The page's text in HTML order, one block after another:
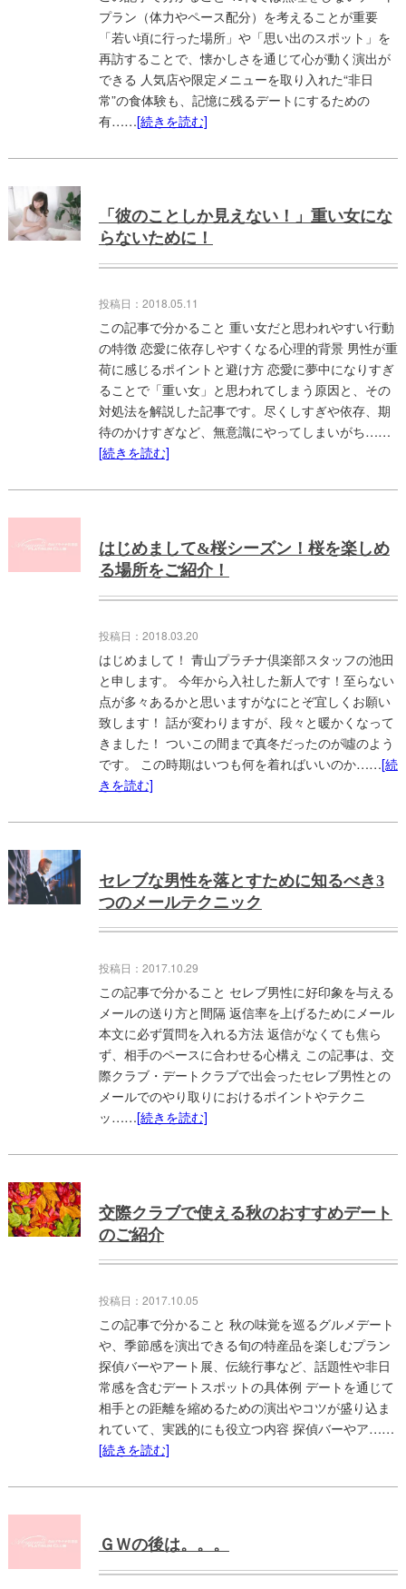
プラン（体力やペース配分）を考えることが重要
「若い頃に行った場所」や「思い出のスポット」を
再訪することで、懐かしさを通じて心が動く演出が
できる 人気店や限定メニューを取り入れた“非日
常”の食体験も、記憶に残るデートにするための
有……[続きを読む]
「彼のことしか見えない！」重い女にな
らないために！
投稿日：2018.05.11
この記事で分かること 重い女だと思われやすい行動
の特徴 恋愛に依存しやすくなる心理的背景 男性が重
荷に感じるポイントと避け方 恋愛に夢中になりすぎ
ることで「重い女」と思われてしまう原因と、その
対処法を解説した記事です。尽くしすぎや依存、期
待のかけすぎなど、無意識にやってしまいがち……
[続きを読む]
はじめまして&桜シーズン！桜を楽しめ
る場所をご紹介！
投稿日：2018.03.20
はじめまして！ 青山プラチナ倶楽部スタッフの池田
と申します。 今年から入社した新人です！至らない
点が多々あるかと思いますがなにとぞ宜しくお願い
致します！ 話が変わりますが、段々と暖かくなって
きました！ ついこの間まで真冬だったのが噓のよう
です。 この時期はいつも何を着ればいいのか……[続
きを読む]
セレブな男性を落とすために知るべき3
つのメールテクニック
投稿日：2017.10.29
この記事で分かること セレブ男性に好印象を与える
メールの送り方と間隔 返信率を上げるためにメール
本文に必ず質問を入れる方法 返信がなくても焦ら
ず、相手のペースに合わせる心構え この記事は、交
際クラブ・デートクラブで出会ったセレブ男性との
メールでのやり取りにおけるポイントやテクニ
ッ……[続きを読む]
交際クラブで使える秋のおすすめデート
のご紹介
投稿日：2017.10.05
この記事で分かること 秋の味覚を巡るグルメデート
や、季節感を演出できる旬の特産品を楽しむプラン
探偵バーやアート展、伝統行事など、話題性や非日
常感を含むデートスポットの具体例 デートを通じて
相手との距離を縮めるための演出やコツが盛り込ま
れていて、実践的にも役立つ内容 探偵バーやア……
[続きを読む]
ＧＷの後は。。。